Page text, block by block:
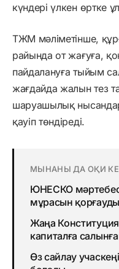
күндері үлкен өртке
ТЖМ мәліметінше,
райында от жағуға,
пайдалануға тыйым
жағдайда жалын тез
шаруашылық
қауіп төндіреді.
МЫНАНЫ ДА ОҚИ
ЮНЕСКО
мұрасын
Жаңа
капиталға
Өз сайлау